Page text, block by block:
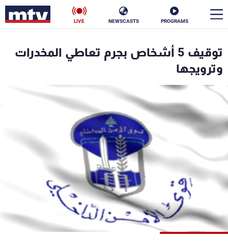
PROGRAMS
NEWSCASTS
LIVE
توقيف 5 أشخاص بجرم تعاطي المخدرات
وترويجها
الأخبار
سياسة
إقتصاد فن
منوعات رياضة
كأس العالم
البرامج
جدول البرامج